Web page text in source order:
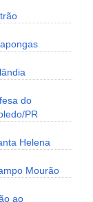
do
PR
Helena
Mourão
ao